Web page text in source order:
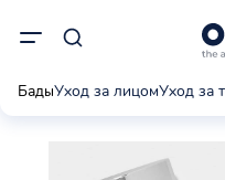
БадыУход за лицомУход за